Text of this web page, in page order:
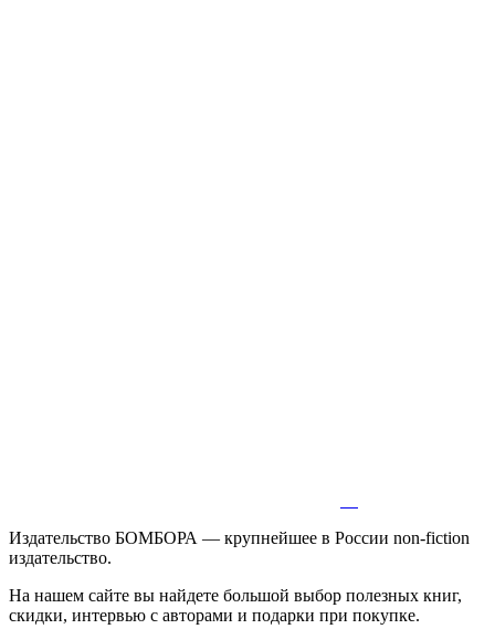
Издательство БОМБОРА — крупнейшее в России non-fiction
издательство.
На нашем сайте вы найдете большой выбор полезных книг,
скидки, интервью с авторами и подарки при покупке.